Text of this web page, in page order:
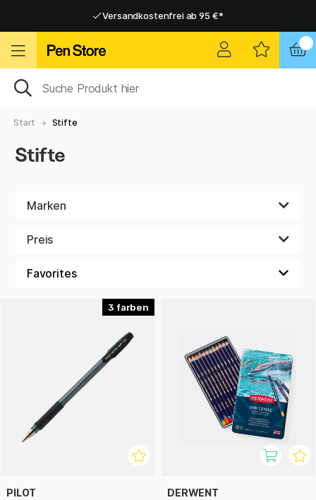
Versandkostenfrei ab 95 €*
Versandkostenfrei ab 95 €*
Start Stifte
Stifte
Marken
Preis
3
PILOT DERWENT